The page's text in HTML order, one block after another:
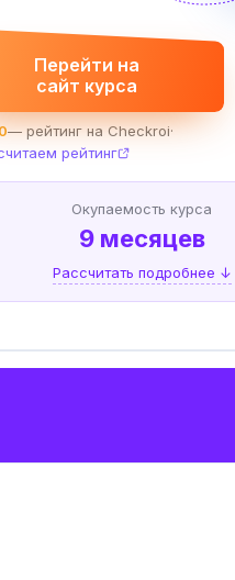
Перейти на
сайт курса
— рейтинг на Checkroi·
рейтинг
Окупаемость курса
9 месяцев
Рассчитать подробнее ↓